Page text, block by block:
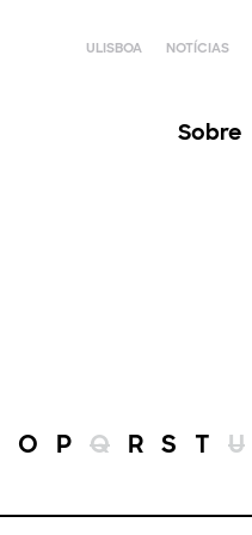
ULISBOA NOTÍCIAS
Sobre
O P Q R S T U